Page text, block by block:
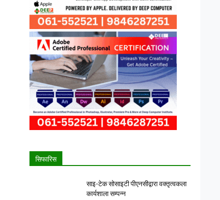
सिफारिस
साइ-टेक सोसाइटी पीएनसीद्वारा वक्तृत्वकला
कार्यशाला सम्पन्न